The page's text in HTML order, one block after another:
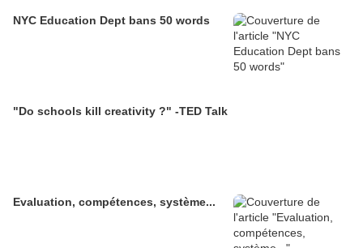
NYC Education Dept bans 50 words
"Do schools kill creativity ?" -TED Talk
Evaluation, compétences, système...